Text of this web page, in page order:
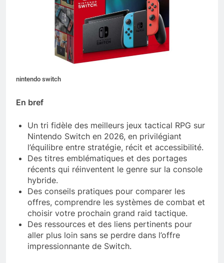
nintendo switch
En bref
Un tri fidèle des meilleurs jeux tactical RPG sur
Nintendo Switch en 2026, en privilégiant
l’équilibre entre stratégie, récit et accessibilité.
Des titres emblématiques et des portages
récents qui réinventent le genre sur la console
hybride.
Des conseils pratiques pour comparer les
offres, comprendre les systèmes de combat et
choisir votre prochain grand raid tactique.
Des ressources et des liens pertinents pour
aller plus loin sans se perdre dans l’offre
impressionnante de Switch.